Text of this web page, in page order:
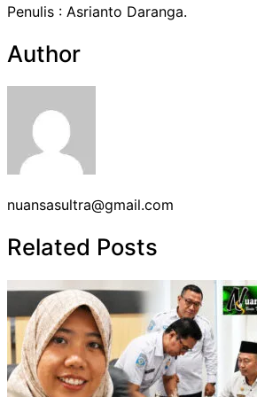
Penulis : Asrianto Daranga.
Author
nuansasultra@gmail.com
Related Posts